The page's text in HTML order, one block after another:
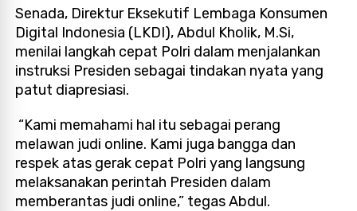
Senada, Direktur Eksekutif Lembaga Konsumen
Digital Indonesia (LKDI), Abdul Kholik, M.Si,
menilai langkah cepat Polri dalam menjalankan
instruksi Presiden sebagai tindakan nyata yang
patut diapresiasi.
“Kami memahami hal itu sebagai perang
melawan judi online. Kami juga bangga dan
respek atas gerak cepat Polri yang langsung
melaksanakan perintah Presiden dalam
memberantas judi online,” tegas Abdul.